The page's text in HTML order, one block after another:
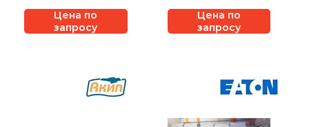
Цена по
запросу
Цена по
запросу